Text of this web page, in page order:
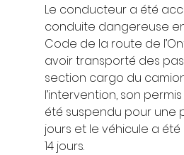
Le conducteur a été
conduite dangereuse
Code de la route de
avoir transporté des
section cargo du
l’intervention, son
été suspendu pour une
jours et le véhicule a
14 jours.